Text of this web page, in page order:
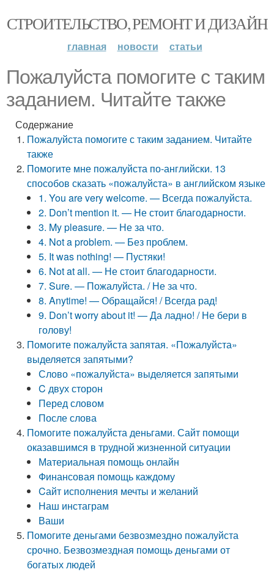
СТРОИТЕЛЬСТВО, РЕМОНТ И ДИЗАЙН
главная новости статьи
Пожалуйста помогите с таким
заданием. Читайте также
Содержание
Пожалуйста помогите с таким заданием. Читайте
также
Помогите мне пожалуйста по-английски. 13
способов сказать «пожалуйста» в английском языке
1. You are very welcome. — Всегда пожалуйста.
2. Don’t mention it. — Не стоит благодарности.
3. My pleasure. — Не за что.
4. Not a problem. — Без проблем.
5. It was nothing! — Пустяки!
6. Not at all. — Не стоит благодарности.
7. Sure. — Пожалуйста. / Не за что.
8. Anytime! — Обращайся! / Всегда рад!
9. Don’t worry about it! — Да ладно! / Не бери в
голову!
Помогите пожалуйста запятая. «Пожалуйста»
выделяется запятыми?
Слово «пожалуйста» выделяется запятыми
C двух сторон
Перед словом
После слова
Помогите пожалуйста деньгами. Сайт помощи
оказавшимся в трудной жизненной ситуации
Материальная помощь онлайн
Финансовая помощь каждому
Cайт исполнения мечты и желаний
Наш инстаграм
Ваши
Помогите деньгами безвозмездно пожалуйста
срочно. Безвозмездная помощь деньгами от
богатых людей